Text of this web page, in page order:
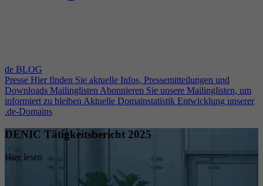
de BLOG
Presse Hier finden Sie aktuelle Infos, Pressemitteilungen und
Downloads Mailinglisten Abonnieren Sie unsere Mailinglisten, um
informiert zu bleiben Aktuelle Domainstatistik Entwicklung unserer
.de-Domains
DENIC Tätigkeitsbericht 2025
Hier lesen